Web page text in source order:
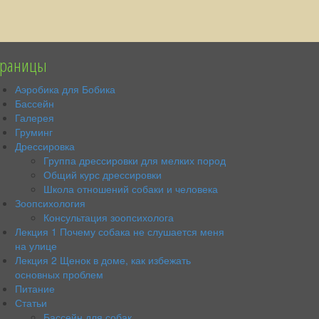
Аэробика для Бобика
Бассейн
Галерея
Груминг
Дрессировка
Группа дрессировки для мелких пород
Общий курс дрессировки
Школа отношений собаки и человека
Зоопсихология
Консультация зоопсихолога
Лекция 1 Почему собака не слушается меня
на улице
Лекция 2 Щенок в доме, как избежать
основных проблем
Питание
Статьи